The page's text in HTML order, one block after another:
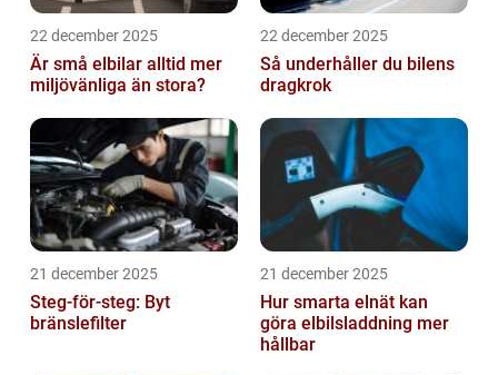
22 december 2025
Är små elbilar alltid mer
miljövänliga än stora?
22 december 2025
Så underhåller du bilens
dragkrok
21 december 2025
Steg-för-steg: Byt
bränslefilter
21 december 2025
Hur smarta elnät kan
göra elbilsladdning mer
hållbar